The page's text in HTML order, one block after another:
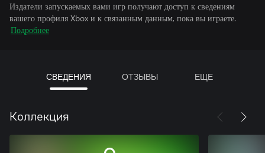
Издатели запускаемых вами игр получают доступ к сведениям
вашего профиля Xbox и к связанным данным, пока вы играете.
Подробнее
СВЕДЕНИЯ ОТЗЫВЫ ЕЩЕ
Коллекция